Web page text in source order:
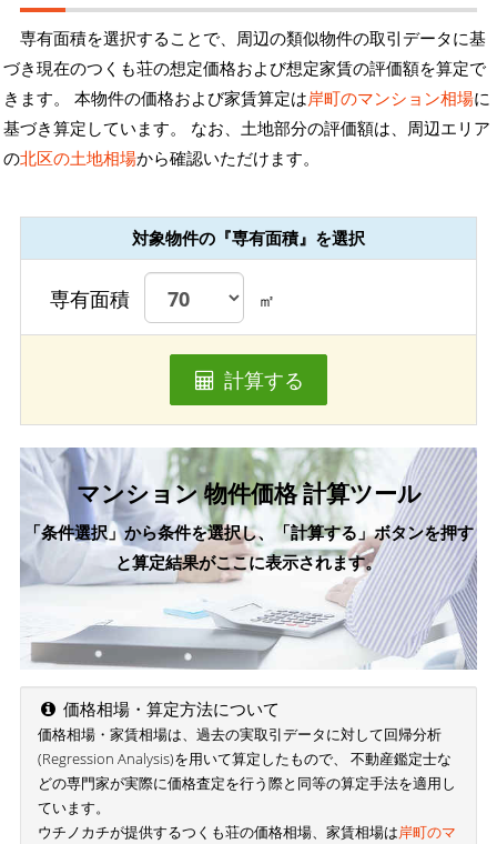
専有面積を選択することで、周辺の類似物件の取引データに基
づき現在のつくも荘の想定価格および想定家賃の評価額を算定で
きます。 本物件の価格および家賃算定は岸町のマンション相場に
基づき算定しています。 なお、土地部分の評価額は、周辺エリア
の北区の土地相場から確認いただけます。
対象物件の『専有面積』を選択
専有面積 ㎡
計算する
マンション 物件価格 計算ツール
「条件選択」から条件を選択し、「計算する」ボタンを押す
と算定結果がここに表示されます。
価格相場・算定方法について
価格相場・家賃相場は、過去の実取引データに対して回帰分析
(Regression Analysis)を用いて算定したもので、 不動産鑑定士な
どの専門家が実際に価格査定を行う際と同等の算定手法を適用し
ています。
ウチノカチが提供するつくも荘の価格相場、家賃相場は岸町のマ